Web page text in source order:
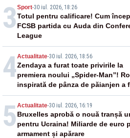
3 Sport-30 iul. 2026, 18:26
Totul pentru calificare! Cum
FCSB partida cu Auda din
League
4Actualitate-30 iul. 2026, 18:56
Zendaya a furat toate privirile la
premiera noului „Spider-Man”!
inspirată de pânza de păianjen a
senzație
5 Actualitate-30 iul. 2026, 16:19
Bruxelles aprobă o nouă tranșă
pentru Ucraina! Miliarde de euro
armament și apărare